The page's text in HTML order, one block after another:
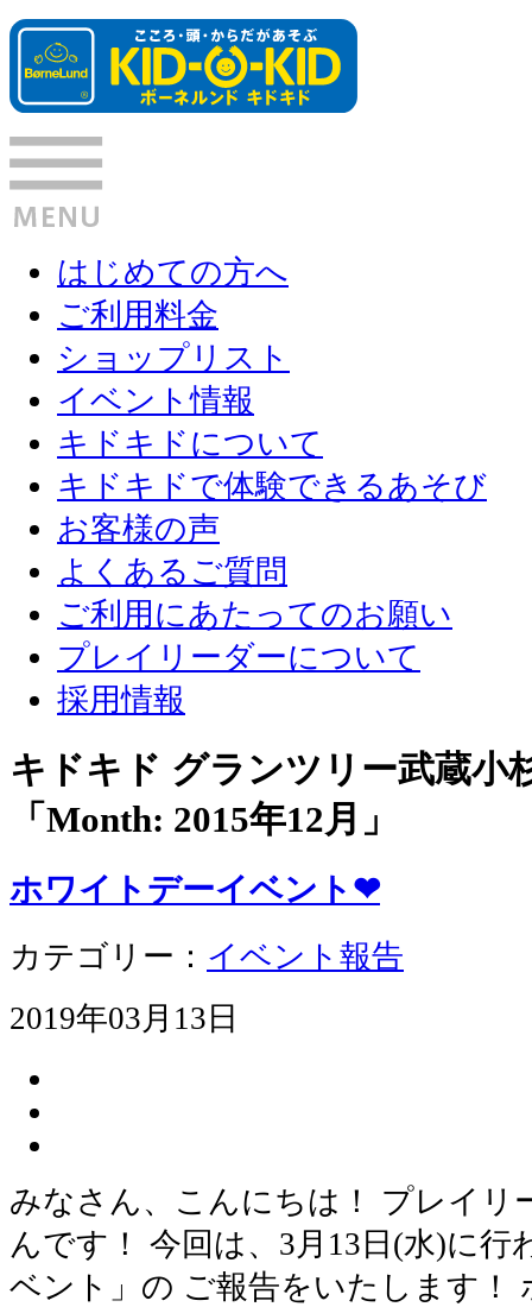
はじめての方へ
ご利用料金
ショップリスト
イベント情報
キドキドについて
キドキドで体験できるあそび
お客様の声
よくあるご質問
ご利用にあたってのお願い
プレイリーダーについて
採用情報
キドキド グランツリー武蔵
「Month: 2015年12月 」
ホワイトデーイベント❤
カテゴリー： イベント報告
2019年03月13日
みなさん、こんにちは！ プレイリ
んです！ 今回は、3月13日(水)に
ベント」の ご報告をいたします！